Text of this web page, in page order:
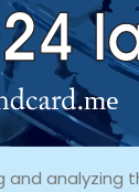
analyzing